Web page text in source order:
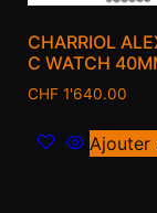
CHARRIOL
C WATCH
CHF 1'640.00
Ajouter